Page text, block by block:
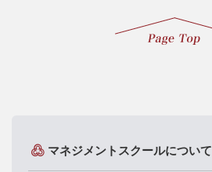
マネジメントスクールについて